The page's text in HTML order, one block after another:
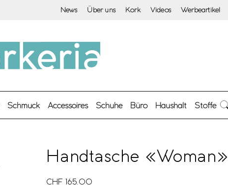
News Über uns Kork Videos Werbeartikel
Schmuck Accessoires Schuhe Büro Haushalt Stoffe
Handtasche «Woman»
CHF 165.00